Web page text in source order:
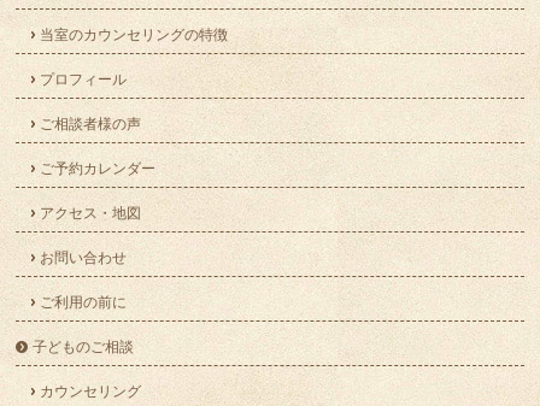
当室のカウンセリングの特徴
プロフィール
ご相談者様の声
ご予約カレンダー
アクセス・地図
お問い合わせ
ご利用の前に
子どものご相談
カウンセリング